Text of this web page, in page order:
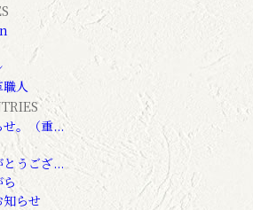
人
。（重...
うござ...
らせ